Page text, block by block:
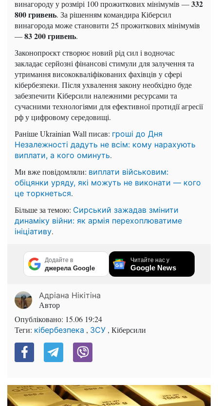
винагороду у розмірі 100 прожиткових мінімумів —332
800 гривень. За рішенням командира Кіберсил
винагорода може становити 25 прожиткових мінімумів
—83 200 гривень.
Законопроєкт створює новий рід сил і водночас
закладає серйозні фінансові стимули для залучення та
утримання висококваліфікованих фахівців у сфері
кібербезпеки. Після ухвалення закону необхідно буде
забезпечити Кіберсили належними ресурсами та
сучасними технологіями для ефективної протидії агресії
рф у цифровому середовищі.
Раніше Ukrainian Wall писав: гроші до Дня
Незалежності дадуть не всім: кому нарахують
виплати, а кого оминуть.
Ми вже повідомляли: виплати військовим:
обіцянки уряду, які можуть не виконати — кого
це торкнеться.
Більше за темою: Сирський зажадав змінити
динаміку війни: як армія перехоплюватиме
ініціативу.
Додайте в
джерела Google
Читайте нас у
Google News
Адріана Нікітіна
Автор
Опубліковано: 15.06 19:24
Теги: кібербезпека , ЗСУ , Кіберсили